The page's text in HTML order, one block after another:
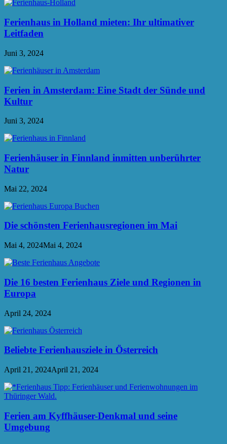
Ferienhaus in Holland mieten: Ihr ultimativer
Leitfaden
Juni 3, 2024
Ferien in Amsterdam: Eine Stadt der Sünde und
Kultur
Juni 3, 2024
Ferienhäuser in Finnland inmitten unberührter
Natur
Mai 22, 2024
Die schönsten Ferienhausregionen im Mai
Mai 4, 2024Mai 4, 2024
Die 16 besten Ferienhaus Ziele und Regionen in
Europa
April 24, 2024
Beliebte Ferienhausziele in Österreich
April 21, 2024April 21, 2024
Ferien am Kyffhäuser-Denkmal und seine
Umgebung